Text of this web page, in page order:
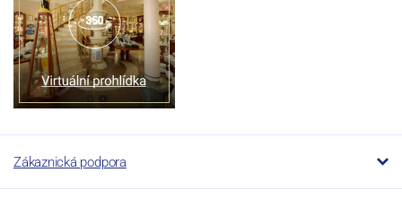
Zákaznická podpora